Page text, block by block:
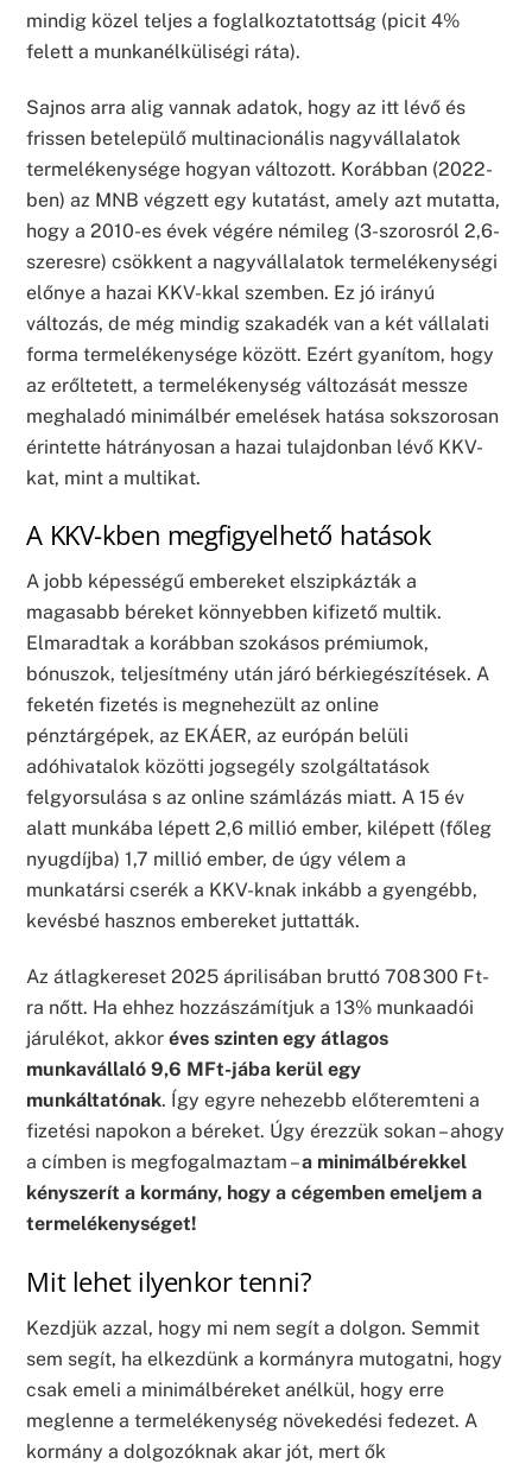
mindig közel teljes a foglalkoztatottság (picit 4%
felett a munkanélküliségi ráta).
Sajnos arra alig vannak adatok, hogy az itt lévő és
frissen betelepülő multinacionális nagyvállalatok
termelékenysége hogyan változott. Korábban (2022-
ben) az MNB végzett egy kutatást, amely azt mutatta,
hogy a 2010-es évek végére némileg (3-szorosról 2,6-
szeresre) csökkent a nagyvállalatok termelékenységi
előnye a hazai KKV-kkal szemben. Ez jó irányú
változás, de még mindig szakadék van a két vállalati
forma termelékenysége között. Ezért gyanítom, hogy
az erőltetett, a termelékenység változását messze
meghaladó minimálbér emelések hatása sokszorosan
érintette hátrányosan a hazai tulajdonban lévő KKV-
kat, mint a multikat.
A KKV-kben megfigyelhető hatások
A jobb képességű embereket elszipkázták a
magasabb béreket könnyebben kifizető multik.
Elmaradtak a korábban szokásos prémiumok,
bónuszok, teljesítmény után járó bérkiegészítések. A
feketén fizetés is megnehezült az online
pénztárgépek, az EKÁER, az európán belüli
adóhivatalok közötti jogsegély szolgáltatások
felgyorsulása s az online számlázás miatt. A 15 év
alatt munkába lépett 2,6 millió ember, kilépett (főleg
nyugdíjba) 1,7 millió ember, de úgy vélem a
munkatársi cserék a KKV-knak inkább a gyengébb,
kevésbé hasznos embereket juttatták.
Az átlagkereset 2025 áprilisában bruttó 708 300 Ft-
ra nőtt. Ha ehhez hozzászámítjuk a 13% munkaadói
járulékot, akkoréves szinten egy átlagos
munkavállaló 9,6 MFt-jába kerül egy
munkáltatónak. Így egyre nehezebb előteremteni a
fizetési napokon a béreket. Úgy érezzük sokan – ahogy
a címben is megfogalmaztam –a minimálbérekkel
kényszerít a kormány, hogy a cégemben emeljem a
termelékenységet!
Mit lehet ilyenkor tenni?
Kezdjük azzal, hogy mi nem segít a dolgon. Semmit
sem segít, ha elkezdünk a kormányra mutogatni, hogy
csak emeli a minimálbéreket anélkül, hogy erre
meglenne a termelékenység növekedési fedezet. A
kormány a dolgozóknak akar jót, mert ők